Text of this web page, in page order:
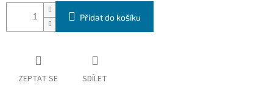
Přidat do košíku
ZEPTAT SE SDÍLET